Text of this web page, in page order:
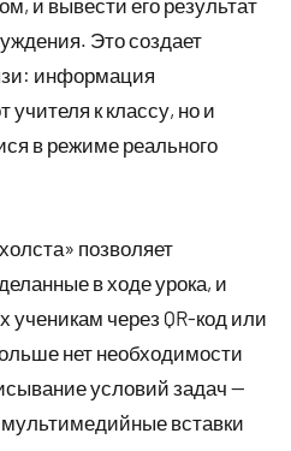
и вывести его результат
Это создает
информация
учителя к классу, но и
в режиме реального
позволяет
в ходе урока, и
ученикам через QR-код или
нет необходимости
условий задач —
вставки